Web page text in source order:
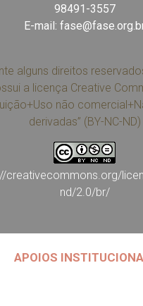
98491-3557
E-mail:
alguns direitos
a licença Creative
não
derivadas” (BY-NC-ND)
creativecommons.org/
nd/2.0/br/
APOIOS